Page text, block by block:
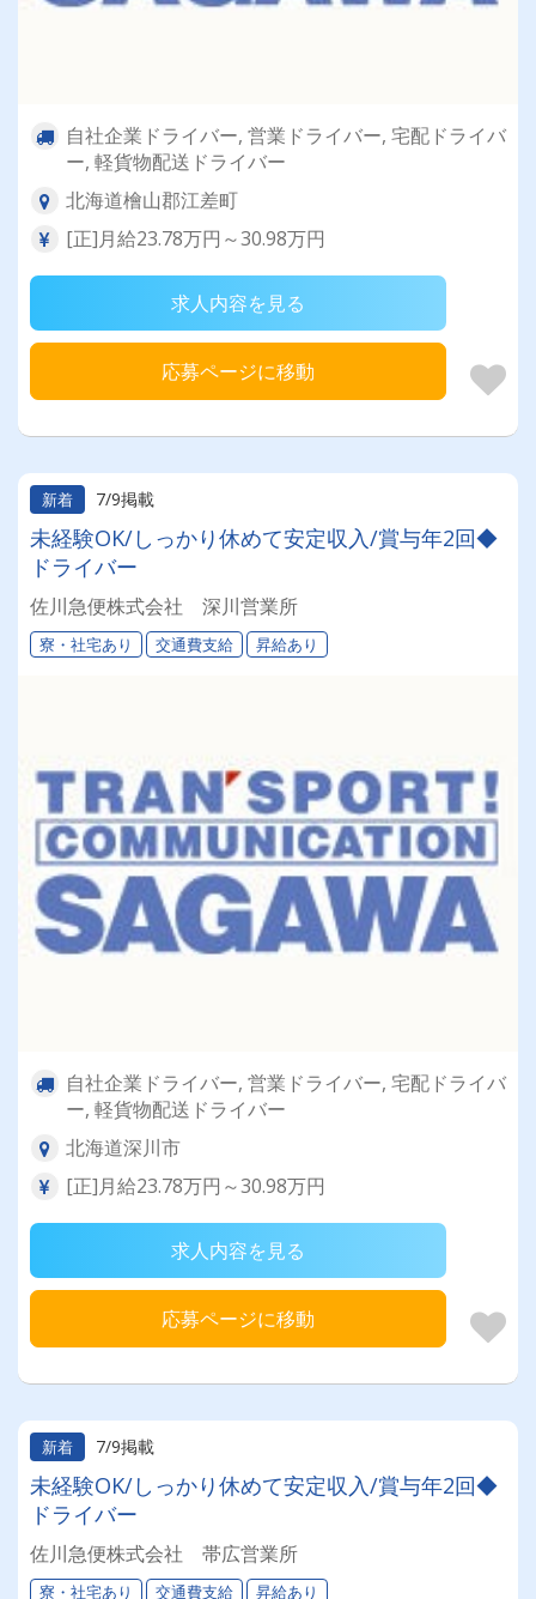
自社企業ドライバー, 営業ドライバー, 宅配ドライバ
ー, 軽貨物配送ドライバー
北海道檜山郡江差町
[正]月給23.78万円～30.98万円
求人内容を見る
応募ページに移動
新着 7/9掲載
未経験OK/しっかり休めて安定収入/賞与年2回◆
ドライバー
佐川急便株式会社 深川営業所
寮・社宅あり 交通費支給 昇給あり
自社企業ドライバー, 営業ドライバー, 宅配ドライバ
ー, 軽貨物配送ドライバー
北海道深川市
[正]月給23.78万円～30.98万円
求人内容を見る
応募ページに移動
新着 7/9掲載
未経験OK/しっかり休めて安定収入/賞与年2回◆
ドライバー
佐川急便株式会社 帯広営業所
寮・社宅あり 交通費支給 昇給あり